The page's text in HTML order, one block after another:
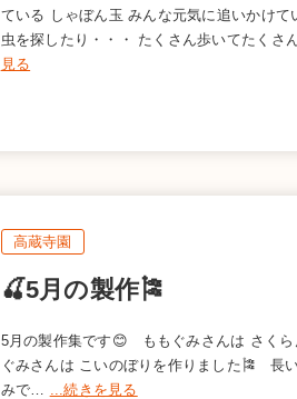
ている しゃぼん玉 みんな元気に追いかけて
虫を探したり・・・ たくさん歩いてたくさ
見る
高蔵寺園
🍒5月の製作🎏
5月の製作集です😊 ももぐみさんは さく
ぐみさんは こいのぼりを作りました🎏 長
みで… ...続きを見る